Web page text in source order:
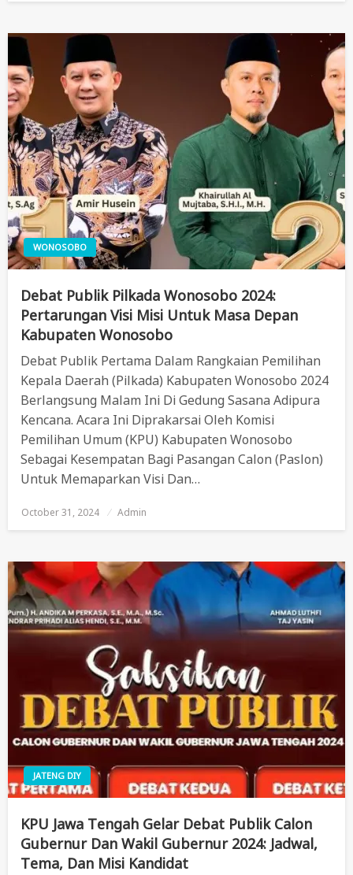
WONOSOBO
Debat Publik Pilkada Wonosobo 2024:
Pertarungan Visi Misi Untuk Masa Depan
Kabupaten Wonosobo
Debat Publik Pertama Dalam Rangkaian Pemilihan
Kepala Daerah (Pilkada) Kabupaten Wonosobo 2024
Berlangsung Malam Ini Di Gedung Sasana Adipura
Kencana. Acara Ini Diprakarsai Oleh Komisi
Pemilihan Umum (KPU) Kabupaten Wonosobo
Sebagai Kesempatan Bagi Pasangan Calon (paslon)
Untuk Memaparkan Visi Dan…
Posted
October 31, 2024 Admin
JATENG DIY
KPU Jawa Tengah Gelar Debat Publik Calon
Gubernur Dan Wakil Gubernur 2024: Jadwal,
Tema, Dan Misi Kandidat